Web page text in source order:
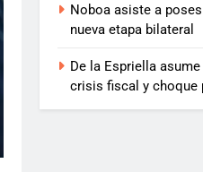
Noboa asiste a
nueva etapa bilateral
De la Espriella
crisis fiscal y choque